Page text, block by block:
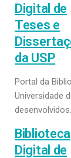
Digital de
Teses e
da USP
Portal da
Universidade
desenvolvidos.
Biblioteca
Digital de